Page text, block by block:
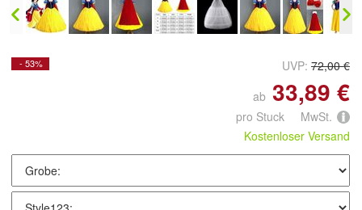
- 53% UVP: 72,00 €
ab 33,89 €
pro Stuck MwSt.
Kostenloser Versand